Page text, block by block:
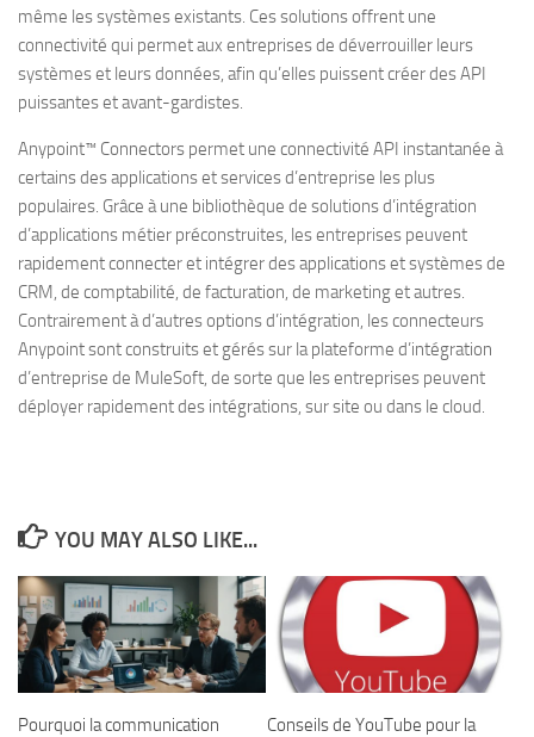
même les systèmes existants. Ces solutions offrent une
connectivité qui permet aux entreprises de déverrouiller leurs
systèmes et leurs données, afin qu’elles puissent créer des API
puissantes et avant-gardistes.
Anypoint™ Connectors permet une connectivité API instantanée à
certains des applications et services d’entreprise les plus
populaires. Grâce à une bibliothèque de solutions d’intégration
d’applications métier préconstruites, les entreprises peuvent
rapidement connecter et intégrer des applications et systèmes de
CRM, de comptabilité, de facturation, de marketing et autres.
Contrairement à d’autres options d’intégration, les connecteurs
Anypoint sont construits et gérés sur la plateforme d’intégration
d’entreprise de MuleSoft, de sorte que les entreprises peuvent
déployer rapidement des intégrations, sur site ou dans le cloud.
YOU MAY ALSO LIKE...
Pourquoi la communication
Conseils de YouTube pour la